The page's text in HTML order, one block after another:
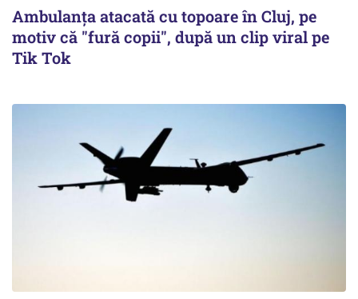
Ambulanța atacată cu topoare în Cluj, pe
motiv că "fură copii", după un clip viral pe
Tik Tok